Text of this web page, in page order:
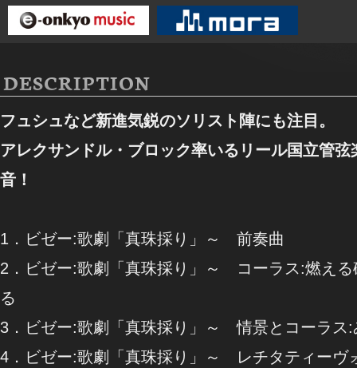
DESCRIPTION
フュシュなど新進気鋭のソリスト陣にも注目。
アレクサンドル・ブロック率いるリール国立管
音！
1．ビゼー:歌劇「真珠採り」～ 前奏曲
2．ビゼー:歌劇「真珠採り」～ コーラス:燃え
る
3．ビゼー:歌劇「真珠採り」～ 情景とコーラ
4．ビゼー:歌劇「真珠採り」～ レチタティーヴ